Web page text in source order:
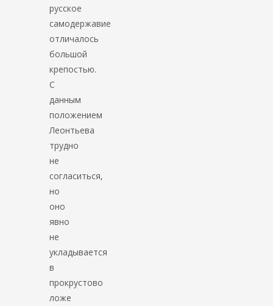
русское
самодержавие
отличалось
большой
крепостью.
С
данным
положением
Леонтьева
трудно
не
согласиться,
но
оно
явно
не
укладывается
в
прокрустово
ложе